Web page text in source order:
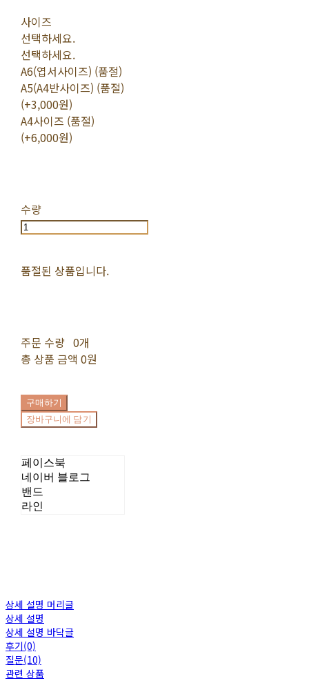
사이즈
선택하세요.
선택하세요.
A6(엽서사이즈) (품절)
A5(A4반사이즈) (품절)
(+3,000원)
A4사이즈 (품절)
(+6,000원)
수량
품절된 상품입니다.
주문 수량 0개
총 상품 금액 0원
구매하기
장바구니에 담기
페이스북
네이버 블로그
밴드
라인
상세 설명 머리글
상세 설명
상세 설명 바닥글
후기(0)
질문(10)
관련 상품